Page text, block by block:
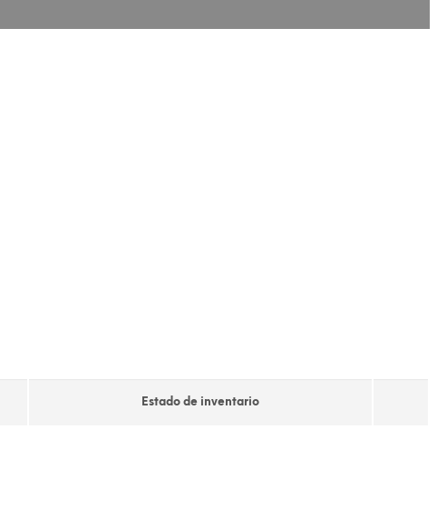
Estado de inventario